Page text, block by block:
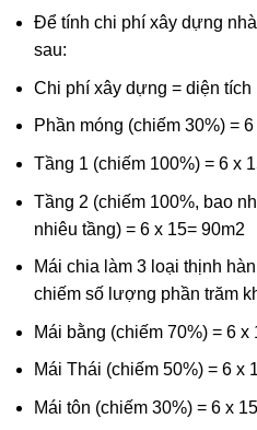
Để tính chi phí xây dựng
sau:
Chi phí xây dựng = diện
Phần móng (chiếm 30%) =
Tầng 1 (chiếm 100%) = 6 x
Tầng 2 (chiếm 100%, bao
nhiêu tầng) = 6 x 15= 90m2
Mái chia làm 3 loại thịnh
chiếm số lượng phần trăm
Mái bằng (chiếm 70%) = 6 x
Mái Thái (chiếm 50%) = 6 x
Mái tôn (chiếm 30%) = 6 x